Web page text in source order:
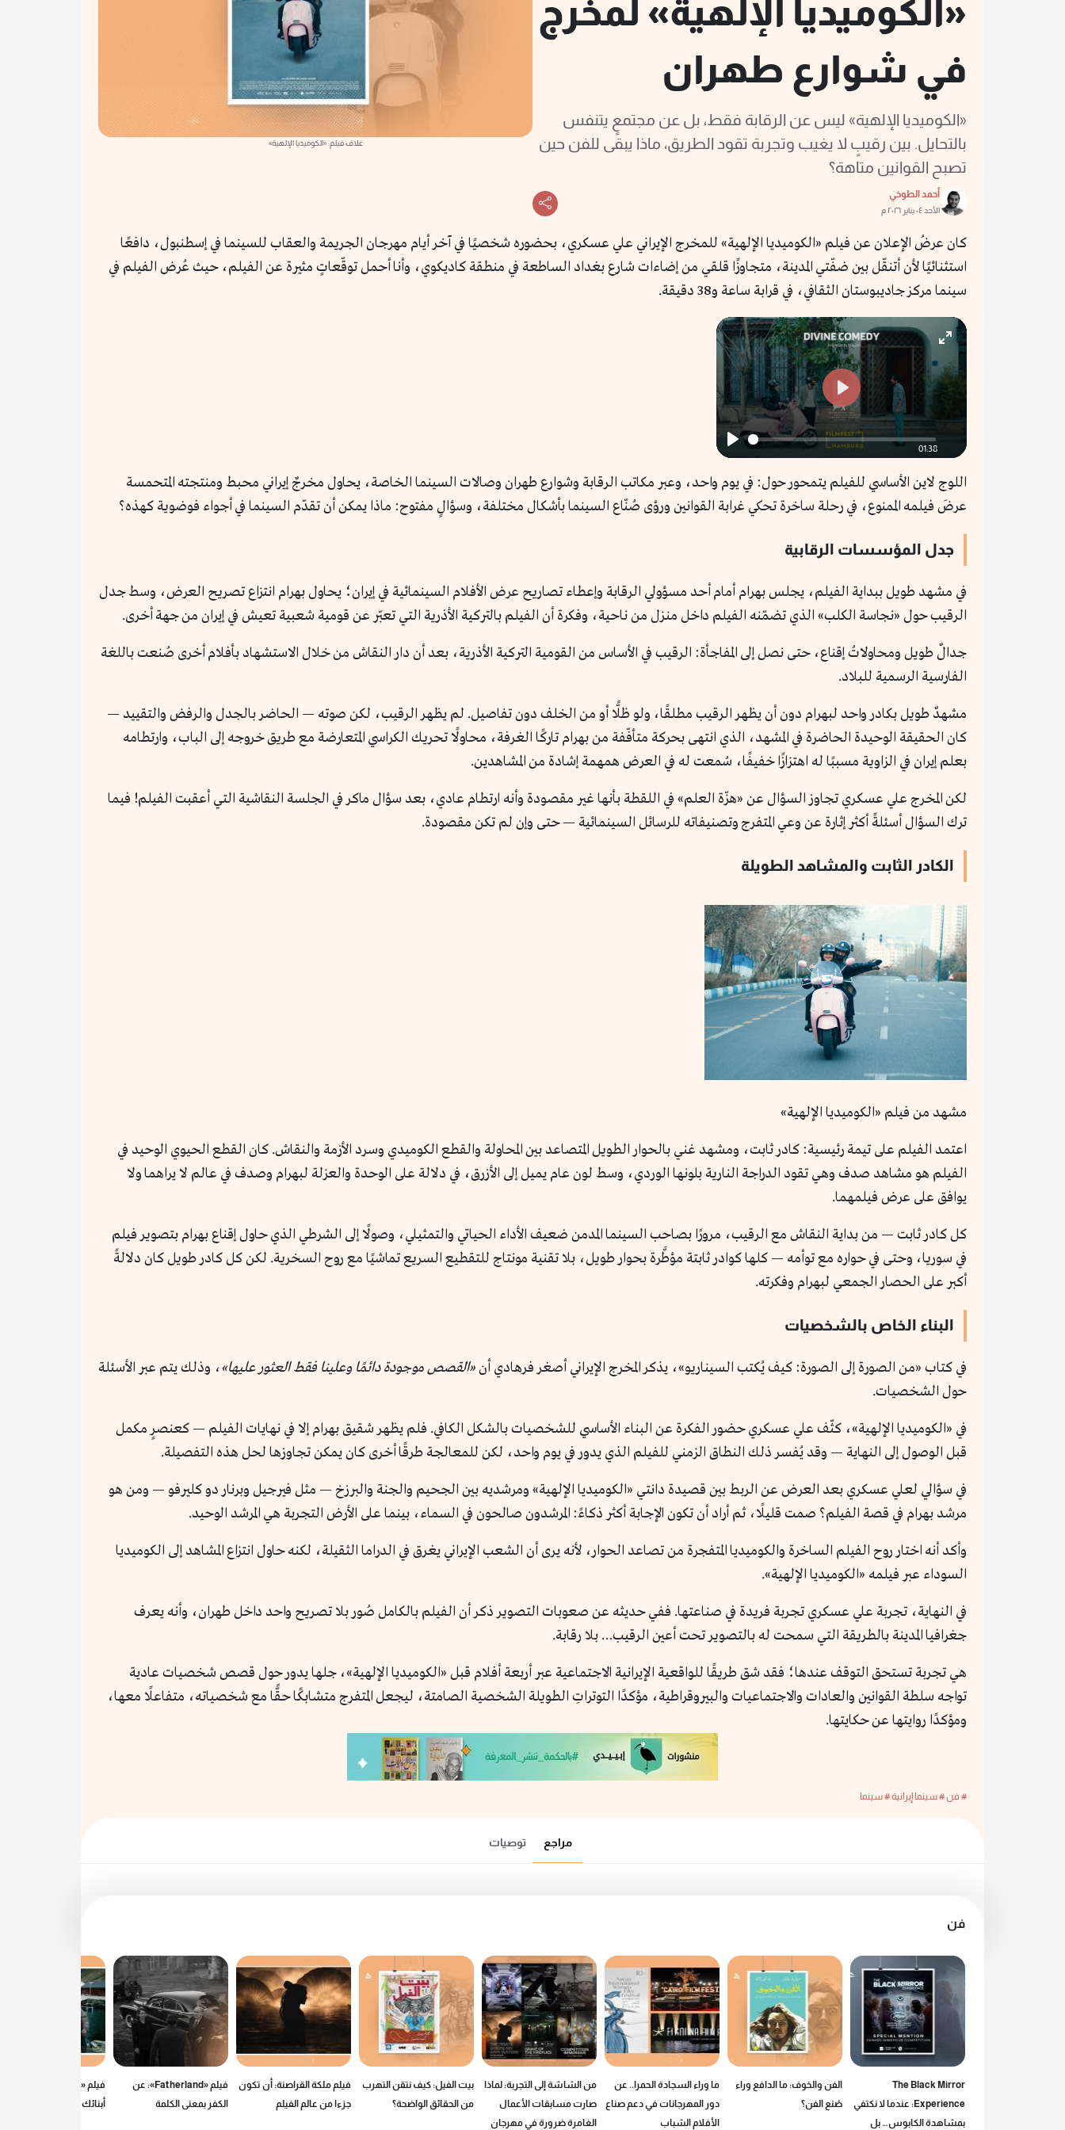
«الكوميديا الإلهية» لمخرج
في شوارع طهران
«الكوميديا الإلهية» ليس عن الرقابة فقط، بل عن مجتمعٍ يتنفس
بالتحايل. بين رقيبٍ لا يغيب وتجربة تقود الطريق، ماذا يبقى للفن حين
تصبح القوانين متاهة؟
أحمد الطوخي
الأحد ٠٤ يناير ٢٠٢٦ م
غلاف فيلم: «الكوميديا الإلهية»
كان عرضُ الإعلان عن فيلم «الكوميديا الإلهية» للمخرج الإيراني علي عسكري، بحضوره شخصيًا في آخر أيام مهرجان الجريمة والعقاب للسينما في إسطنبول، دافعًا
استثنائيًا لأن أتنقّل بين ضفّتي المدينة، متجاوزًا قلقي من إضاءات شارع بغداد الساطعة في منطقة كاديكوي، وأنا أحمل توقّعاتٍ مثيرة عن الفيلم، حيث عُرض الفيلم في
سينما مركز جاديبوستان الثقافي، في قرابة ساعة و38 دقيقة.
Play
01:38
Enter
fullscreen
Play
اللوج لاين الأساسي للفيلم يتمحور حول: في يوم واحد، وعبر مكاتب الرقابة وشوارع طهران وصالات السينما الخاصة، يحاول مخرجٌ إيراني محبط ومنتجته المتحمسة
عرضَ فيلمه الممنوع، في رحلة ساخرة تحكي غرابة القوانين ورؤى صُنّاع السينما بأشكال مختلفة، وسؤالٍ مفتوح: ماذا يمكن أن تقدّم السينما في أجواء فوضوية كهذه؟
جدل المؤسسات الرقابية
في مشهد طويل ببداية الفيلم، يجلس بهرام أمام أحد مسؤولي الرقابة وإعطاء تصاريح عرض الأفلام السينمائية في إيران؛ يحاول بهرام انتزاع تصريح العرض، وسط جدل
الرقيب حول «نجاسة الكلب» الذي تضمّنه الفيلم داخل منزل من ناحية، وفكرة أن الفيلم بالتركية الأذرية التي تعبّر عن قومية شعبية تعيش في إيران من جهة أخرى.
جدالٌ طويل ومحاولاتُ إقناع، حتى نصل إلى المفاجأة: الرقيب في الأساس من القومية التركية الأذرية، بعد أن دار النقاش من خلال الاستشهاد بأفلام أخرى صُنعت باللغة
الفارسية الرسمية للبلاد.
مشهدٌ طويل بكادر واحد لبهرام دون أن يظهر الرقيب مطلقًا، ولو ظلًّا أو من الخلف دون تفاصيل. لم يظهر الرقيب، لكن صوته — الحاضر بالجدل والرفض والتقييد —
كان الحقيقة الوحيدة الحاضرة في المشهد، الذي انتهى بحركة متأفّفة من بهرام تاركًا الغرفة، محاولًا تحريك الكراسي المتعارضة مع طريق خروجه إلى الباب، وارتطامه
بعلم إيران في الزاوية مسببًا له اهتزازًا خفيفًا، سُمعت له في العرض همهمة إشادة من المشاهدين.
لكن المخرج علي عسكري تجاوز السؤال عن «هزّة العلم» في اللقطة بأنها غير مقصودة وأنه ارتطام عادي، بعد سؤال ماكر في الجلسة النقاشية التي أعقبت الفيلم! فيما
ترك السؤال أسئلةً أكثر إثارة عن وعي المتفرج وتصنيفاته للرسائل السينمائية — حتى وإن لم تكن مقصودة.
الكادر الثابت والمشاهد الطويلة
مشهد من فيلم «الكوميديا الإلهية»
اعتمد الفيلم على تيمة رئيسية: كادر ثابت، ومشهد غني بالحوار الطويل المتصاعد بين المحاولة والقطع الكوميدي وسرد الأزمة والنقاش. كان القطع الحيوي الوحيد في
الفيلم هو مشاهد صدف وهي تقود الدراجة النارية بلونها الوردي، وسط لون عام يميل إلى الأزرق، في دلالة على الوحدة والعزلة لبهرام وصدف في عالم لا يراهما ولا
يوافق على عرض فيلمهما.
كل كادر ثابت — من بداية النقاش مع الرقيب، مرورًا بصاحب السينما المدمن ضعيف الأداء الحياتي والتمثيلي، وصولًا إلى الشرطي الذي حاول إقناع بهرام بتصوير فيلم
في سوريا، وحتى في حواره مع توأمه — كلها كوادر ثابتة مؤطَّرة بحوار طويل، بلا تقنية مونتاج للتقطيع السريع تماشيًا مع روح السخرية. لكن كل كادر طويل كان دلالةً
أكبر على الحصار الجمعي لبهرام وفكرته.
البناء الخاص بالشخصيات
في كتاب «من الصورة إلى الصورة: كيف يُكتب السيناريو»، يذكر المخرج الإيراني أصغر فرهادي أن«القصص موجودة دائمًا وعلينا فقط العثور عليها»، وذلك يتم عبر الأسئلة
حول الشخصيات.
في «الكوميديا الإلهية»، كثّف علي عسكري حضور الفكرة عن البناء الأساسي للشخصيات بالشكل الكافي. فلم يظهر شقيق بهرام إلا في نهايات الفيلم — كعنصرٍ مكمل
قبل الوصول إلى النهاية — وقد يُفسر ذلك النطاق الزمني للفيلم الذي يدور في يوم واحد، لكن للمعالجة طرقًا أخرى كان يمكن تجاوزها لحل هذه التفصيلة.
في سؤالي لعلي عسكري بعد العرض عن الربط بين قصيدة دانتي «الكوميديا الإلهية» ومرشديه بين الجحيم والجنة والبرزخ — مثل فيرجيل وبرنار دو كليرفو — ومن هو
مرشد بهرام في قصة الفيلم؟ صمت قليلًا، ثم أراد أن تكون الإجابة أكثر ذكاءً: المرشدون صالحون في السماء، بينما على الأرض التجربة هي المرشد الوحيد.
وأكد أنه اختار روح الفيلم الساخرة والكوميديا المتفجرة من تصاعد الحوار، لأنه يرى أن الشعب الإيراني يغرق في الدراما الثقيلة، لكنه حاول انتزاع المشاهد إلى الكوميديا
السوداء عبر فيلمه «الكوميديا الإلهية».
في النهاية، تجربة علي عسكري تجربة فريدة في صناعتها. ففي حديثه عن صعوبات التصوير ذكر أن الفيلم بالكامل صُور بلا تصريح واحد داخل طهران، وأنه يعرف
جغرافيا المدينة بالطريقة التي سمحت له بالتصوير تحت أعين الرقيب… بلا رقابة.
هي تجربة تستحق التوقف عندها؛ فقد شق طريقًا للواقعية الإيرانية الاجتماعية عبر أربعة أفلام قبل «الكوميديا الإلهية»، جلها يدور حول قصص شخصيات عادية
تواجه سلطة القوانين والعادات والاجتماعيات والبيروقراطية، مؤكدًا التوتراتِ الطويلة الشخصية الصامتة، ليجعل المتفرج متشابكًا حقًّا مع شخصياته، متفاعلًا معها،
ومؤكدًا روايتها عن حكايتها.
# فن# سينما إيرانية# سينما
مراجع توصيات
فن
The Black Mirror
Experience: عندما لا نكتفي
بمشاهدة الكابوس… بل
الفن والخوف: ما الدافع وراء
صُنع الفن؟
ما وراء السجادة الحمرا.. عن
دور المهرجانات في دعم صناع
الأفلام الشباب
من الشاشة إلى التجربة: لماذا
صارت مسابقات الأعمال
الغامرة ضرورة في مهرجان
بيت الفيل: كيف نتقن التهرب
من الحقائق الواضحة؟
فيلم ملكة القراصنة: أن تكون
جزءا من عالم الفيلم
فيلم «Fatherland»: عن
الكفر بمعنى الكلمة
أبنائك من العالم الحر